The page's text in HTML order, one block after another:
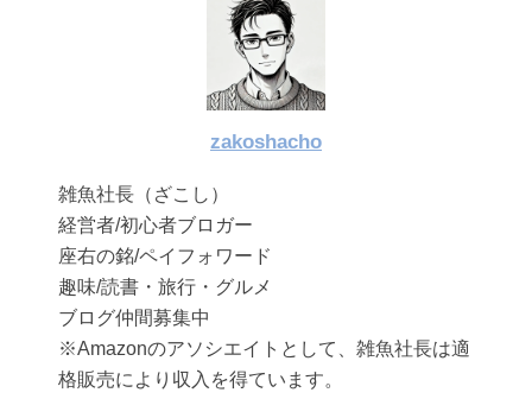
zakoshacho
雑魚社長（ざこし）
経営者/初心者ブロガー
座右の銘/ペイフォワード
趣味/読書・旅行・グルメ
ブログ仲間募集中
※Amazonのアソシエイトとして、雑魚社長は適
格販売により収入を得ています。